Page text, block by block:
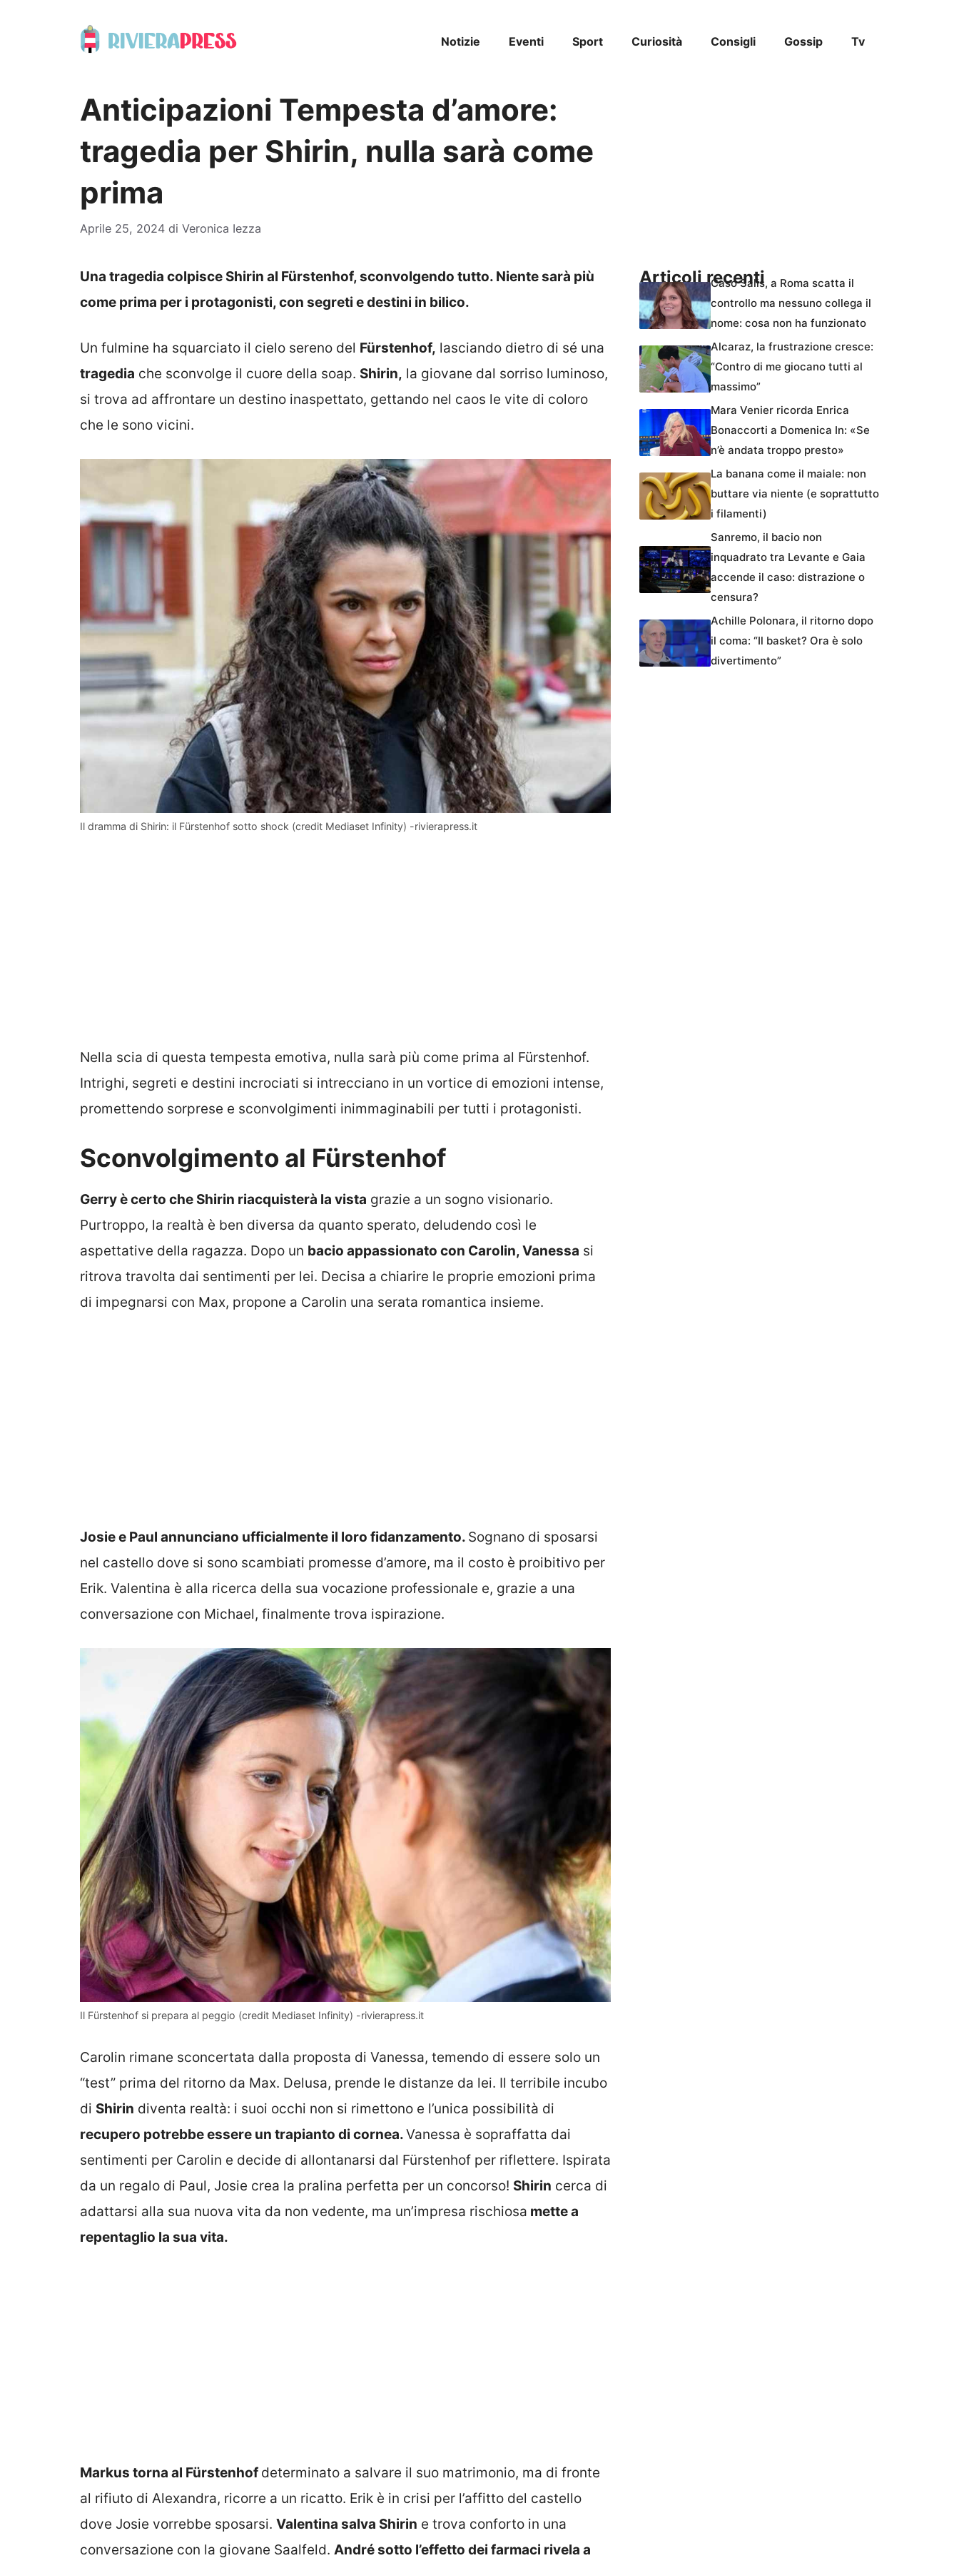
Notizie Eventi Sport Curiosità Consigli Gossip Tv
Anticipazioni Tempesta d’amore:
tragedia per Shirin, nulla sarà come
prima
Aprile 25, 2024 di Veronica Iezza
Una tragedia colpisce Shirin al Fürstenhof, sconvolgendo tutto. Niente sarà più
come prima per i protagonisti, con segreti e destini in bilico.
Un fulmine ha squarciato il cielo sereno del Fürstenhof, lasciando dietro di sé una
tragedia che sconvolge il cuore della soap. Shirin, la giovane dal sorriso luminoso,
si trova ad affrontare un destino inaspettato, gettando nel caos le vite di coloro
che le sono vicini.
Il dramma di Shirin: il Fürstenhof sotto shock (credit Mediaset Infinity) -rivierapress.it
Nella scia di questa tempesta emotiva, nulla sarà più come prima al Fürstenhof.
Intrighi, segreti e destini incrociati si intrecciano in un vortice di emozioni intense,
promettendo sorprese e sconvolgimenti inimmaginabili per tutti i protagonisti.
Sconvolgimento al Fürstenhof
Gerry è certo che Shirin riacquisterà la vista grazie a un sogno visionario.
Purtroppo, la realtà è ben diversa da quanto sperato, deludendo così le
aspettative della ragazza. Dopo un bacio appassionato con Carolin, Vanessa si
ritrova travolta dai sentimenti per lei. Decisa a chiarire le proprie emozioni prima
di impegnarsi con Max, propone a Carolin una serata romantica insieme.
Josie e Paul annunciano ufficialmente il loro fidanzamento. Sognano di sposarsi
nel castello dove si sono scambiati promesse d’amore, ma il costo è proibitivo per
Erik. Valentina è alla ricerca della sua vocazione professionale e, grazie a una
conversazione con Michael, finalmente trova ispirazione.
Il Fürstenhof si prepara al peggio (credit Mediaset Infinity) -rivierapress.it
Carolin rimane sconcertata dalla proposta di Vanessa, temendo di essere solo un
“test” prima del ritorno da Max. Delusa, prende le distanze da lei. Il terribile incubo
di Shirin diventa realtà: i suoi occhi non si rimettono e l’unica possibilità di
recupero potrebbe essere un trapianto di cornea.Vanessa è sopraffatta dai
sentimenti per Carolin e decide di allontanarsi dal Fürstenhof per riflettere. Ispirata
da un regalo di Paul, Josie crea la pralina perfetta per un concorso! Shirin cerca di
adattarsi alla sua nuova vita da non vedente, ma un’impresa rischiosa mette a
repentaglio la sua vita.
Markus torna al Fürstenhof determinato a salvare il suo matrimonio, ma di fronte
al rifiuto di Alexandra, ricorre a un ricatto. Erik è in crisi per l’affitto del castello
dove Josie vorrebbe sposarsi. Valentina salva Shirin e trova conforto in una
conversazione con la giovane Saalfeld. André sotto l’effetto dei farmaci rivela a
Articoli recentiCaso Salis, a Roma scatta il
controllo ma nessuno collega il
nome: cosa non ha funzionato
Alcaraz, la frustrazione cresce:
“Contro di me giocano tutti al
massimo”
Mara Venier ricorda Enrica
Bonaccorti a Domenica In: «Se
n’è andata troppo presto»
La banana come il maiale: non
buttare via niente (e soprattutto
i filamenti)
Sanremo, il bacio non
inquadrato tra Levante e Gaia
accende il caso: distrazione o
censura?
Achille Polonara, il ritorno dopo
il coma: “Il basket? Ora è solo
divertimento”